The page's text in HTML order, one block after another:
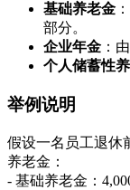
基础养老金
部分。
企业年金 ：
个人储蓄性
举例说明
假设一名员工退休
养老金：
- 基础养老金：